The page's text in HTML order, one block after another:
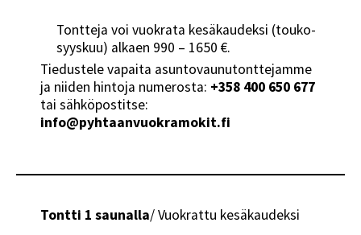
Tontteja voi vuokrata kesäkaudeksi (touko-
syyskuu) alkaen 990 – 1650 €.
Tiedustele vapaita asuntovaunutonttejamme
ja niiden hintoja numerosta: +358 400 650 677
tai sähköpostitse:
info@pyhtaanvuokramokit.fi
Tontti 1 saunalla/ Vuokrattu kesäkaudeksi